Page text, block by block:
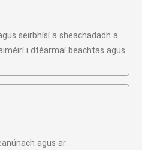
seirbhísí a sheachadadh a
i dtéarmaí beachtas agus
agus ar